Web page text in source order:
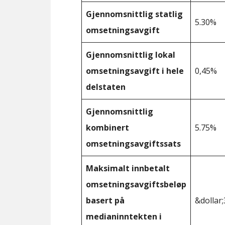
Gjennomsnittlig statlig
omsetningsavgift
5.30%
Gjennomsnittlig lokal
omsetningsavgift i hele
delstaten
0,45%
Gjennomsnittlig
kombinert
omsetningsavgiftssats
5.75%
Maksimalt innbetalt
omsetningsavgiftsbeløp
basert på
medianinntekten i